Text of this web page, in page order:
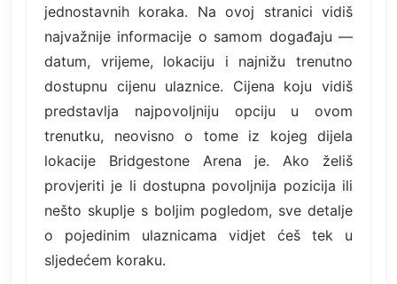
jednostavnih koraka. Na ovoj stranici vidiš
najvažnije informacije o samom događaju —
datum, vrijeme, lokaciju i najnižu trenutno
dostupnu cijenu ulaznice. Cijena koju vidiš
predstavlja najpovoljniju opciju u ovom
trenutku, neovisno o tome iz kojeg dijela
lokacije Bridgestone Arena je. Ako želiš
provjeriti je li dostupna povoljnija pozicija ili
nešto skuplje s boljim pogledom, sve detalje
o pojedinim ulaznicama vidjet ćeš tek u
sljedećem koraku.